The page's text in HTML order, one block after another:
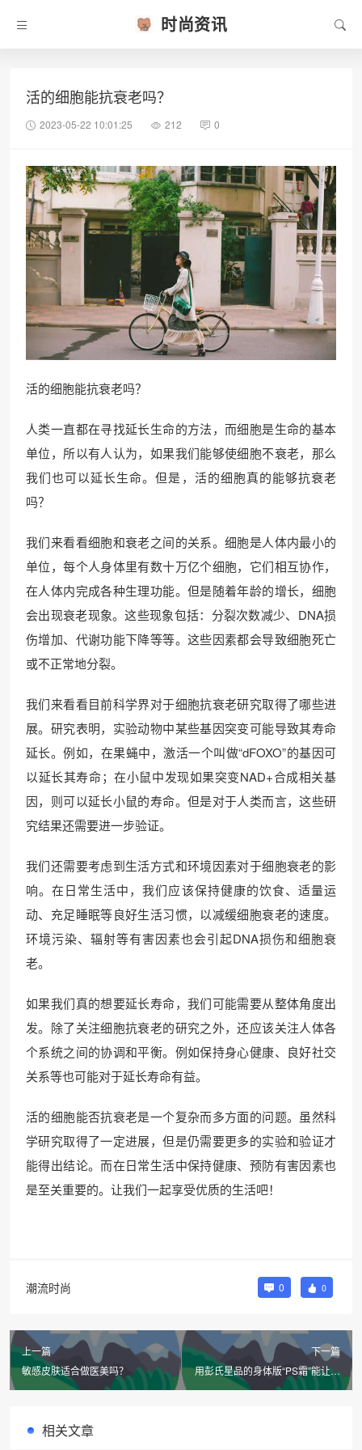
时尚资讯
活的细胞能抗衰老吗？
2023-05-22 10:01:25 212 0
活的细胞能抗衰老吗？
人类一直都在寻找延长生命的方法，而细胞是生命的基本
单位，所以有人认为，如果我们能够使细胞不衰老，那么
我们也可以延长生命。但是，活的细胞真的能够抗衰老
吗？
我们来看看细胞和衰老之间的关系。细胞是人体内最小的
单位，每个人身体里有数十万亿个细胞，它们相互协作，
在人体内完成各种生理功能。但是随着年龄的增长，细胞
会出现衰老现象。这些现象包括：分裂次数减少、DNA损
伤增加、代谢功能下降等等。这些因素都会导致细胞死亡
或不正常地分裂。
我们来看看目前科学界对于细胞抗衰老研究取得了哪些进
展。研究表明，实验动物中某些基因突变可能导致其寿命
延长。例如，在果蝇中，激活一个叫做“dFOXO”的基因可
以延长其寿命；在小鼠中发现如果突变NAD+合成相关基
因，则可以延长小鼠的寿命。但是对于人类而言，这些研
究结果还需要进一步验证。
我们还需要考虑到生活方式和环境因素对于细胞衰老的影
响。在日常生活中，我们应该保持健康的饮食、适量运
动、充足睡眠等良好生活习惯，以减缓细胞衰老的速度。
环境污染、辐射等有害因素也会引起DNA损伤和细胞衰
老。
如果我们真的想要延长寿命，我们可能需要从整体角度出
发。除了关注细胞抗衰老的研究之外，还应该关注人体各
个系统之间的协调和平衡。例如保持身心健康、良好社交
关系等也可能对于延长寿命有益。
活的细胞能否抗衰老是一个复杂而多方面的问题。虽然科
学研究取得了一定进展，但是仍需要更多的实验和验证才
能得出结论。而在日常生活中保持健康、预防有害因素也
是至关重要的。让我们一起享受优质的生活吧！
潮流时尚 0 0
上一篇
敏感皮肤适合做医美吗？
下一篇
用彭氏星品的身体版“PS霜”能让皮
肤水嫩丝滑吗？
相关文章